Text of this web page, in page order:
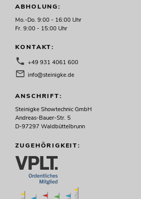
ABHOLUNG:
Mo.-Do. 9:00 - 16:00 Uhr
Fr. 9:00 - 15:00 Uhr
KONTAKT:
+49 931 4061 600
info@steinigke.de
ANSCHRIFT:
Steinigke Showtechnic GmbH
Andreas-Bauer-Str. 5
D-97297 Waldbüttelbrunn
ZUGEHÖRIGKEIT: